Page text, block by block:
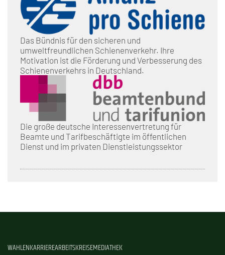
Das Bündnis für den sicheren und
umweltfreundlichen Schienenverkehr. Ihre
Motivation ist die Förderung und Verbesserung des
Schienenverkehrs in Deutschland.
Die große deutsche Interessenvertretung für
Beamte und Tarifbeschäftigte im öffentlichen
Dienst und im privaten Dienstleistungssektor
WAHLENKARRIEREARBEITSKREISEMEDIATHEK